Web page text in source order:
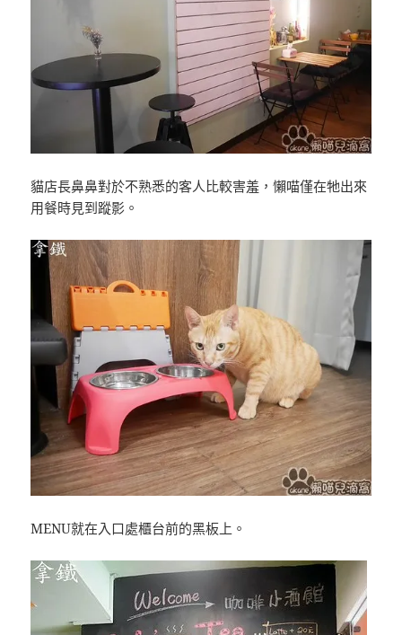
貓店長鼻鼻對於不熟悉的客人比較害羞，懶喵僅在牠出來
用餐時見到蹤影。
MENU就在入口處櫃台前的黑板上。